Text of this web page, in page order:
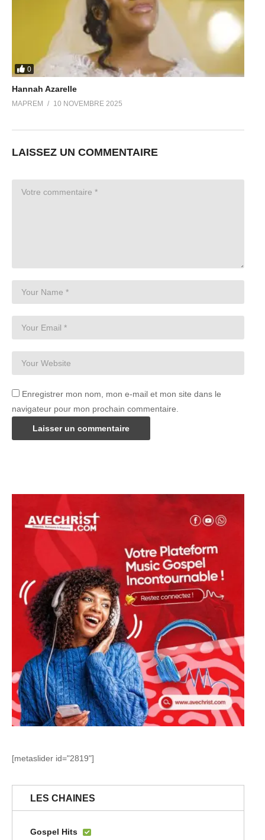
0
Hannah Azarelle
MAPREM 10 NOVEMBRE 2025
LAISSEZ UN COMMENTAIRE
Enregistrer mon nom, mon e-mail et mon site dans le
navigateur pour mon prochain commentaire.
[metaslider id="2819"]
LES CHAINES
Gospel Hits